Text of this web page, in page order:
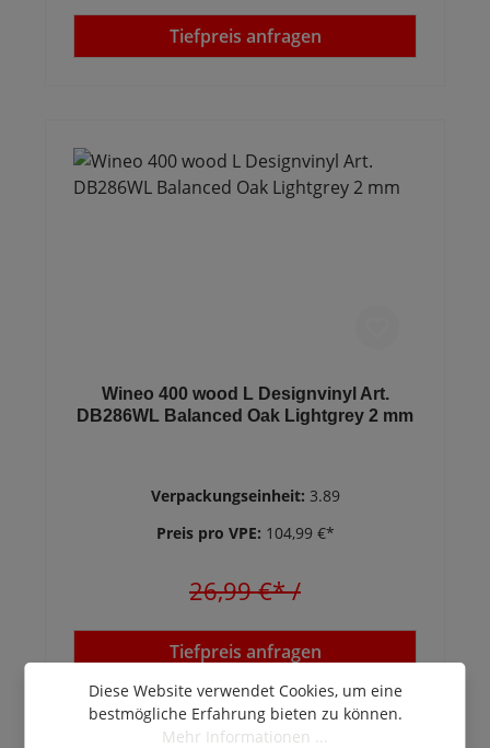
Tiefpreis anfragen
Wineo 400 wood L Designvinyl Art.
DB286WL Balanced Oak Lightgrey 2 mm
Verpackungseinheit: 3.89
Preis pro VPE: 104,99 €*
26,99 €*/
Tiefpreis anfragen
Diese Website verwendet Cookies, um eine
bestmögliche Erfahrung bieten zu können.
Mehr Informationen ...